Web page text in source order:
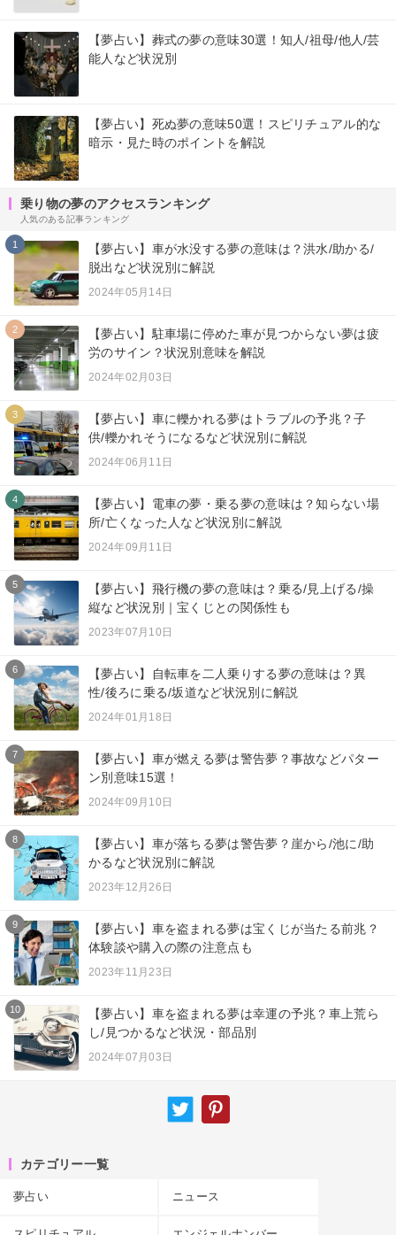
【夢占い】葬式の夢の意味30選！知人/祖母/他人/芸
能人など状況別
【夢占い】死ぬ夢の意味50選！スピリチュアル的な
暗示・見た時のポイントを解説
乗り物の夢のアクセスランキング
人気のある記事ランキング
1
【夢占い】車が水没する夢の意味は？洪水/助かる/
脱出など状況別に解説
2024年05月14日
2
【夢占い】駐車場に停めた車が見つからない夢は疲
労のサイン？状況別意味を解説
2024年02月03日
3
【夢占い】車に轢かれる夢はトラブルの予兆？子
供/轢かれそうになるなど状況別に解説
2024年06月11日
4
【夢占い】電車の夢・乗る夢の意味は？知らない場
所/亡くなった人など状況別に解説
2024年09月11日
5
【夢占い】飛行機の夢の意味は？乗る/見上げる/操
縦など状況別｜宝くじとの関係性も
2023年07月10日
6
【夢占い】自転車を二人乗りする夢の意味は？異
性/後ろに乗る/坂道など状況別に解説
2024年01月18日
7
【夢占い】車が燃える夢は警告夢？事故などパター
ン別意味15選！
2024年09月10日
8
【夢占い】車が落ちる夢は警告夢？崖から/池に/助
かるなど状況別に解説
2023年12月26日
9
【夢占い】車を盗まれる夢は宝くじが当たる前兆？
体験談や購入の際の注意点も
2023年11月23日
10
【夢占い】車を盗まれる夢は幸運の予兆？車上荒ら
し/見つかるなど状況・部品別
2024年07月03日
カテゴリー一覧
夢占い ニュース